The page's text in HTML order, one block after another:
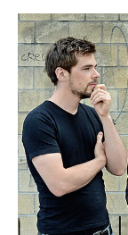
Show larger